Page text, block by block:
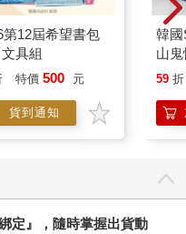
第12屆希望書包
具組
特價 500 元
貨到通知
韓
山
450
59 折
定』，隨時掌握出貨動